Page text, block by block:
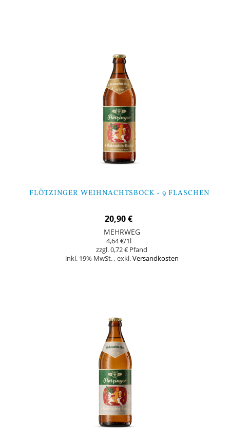
FLÖTZINGER WEIHNACHTSBOCK - 9 FLASCHEN
20,90 €
MEHRWEG
4,64 €/1l
0,72 €
inkl. 19% MwSt. ,exkl.Versandkosten